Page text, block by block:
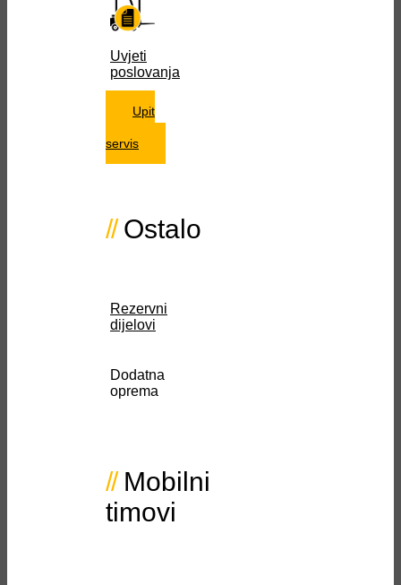
Uvjeti
poslovanja
Upit
servis
Ostalo
Rezervni
dijelovi
Dodatna
oprema
Mobilni
timovi